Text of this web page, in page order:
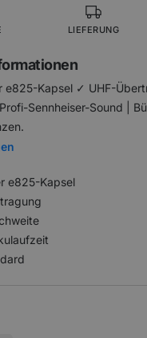
LIEFERUNG
e825-Kapsel ✓ UHF-
Sennheiser-Sound |
e825-Kapsel